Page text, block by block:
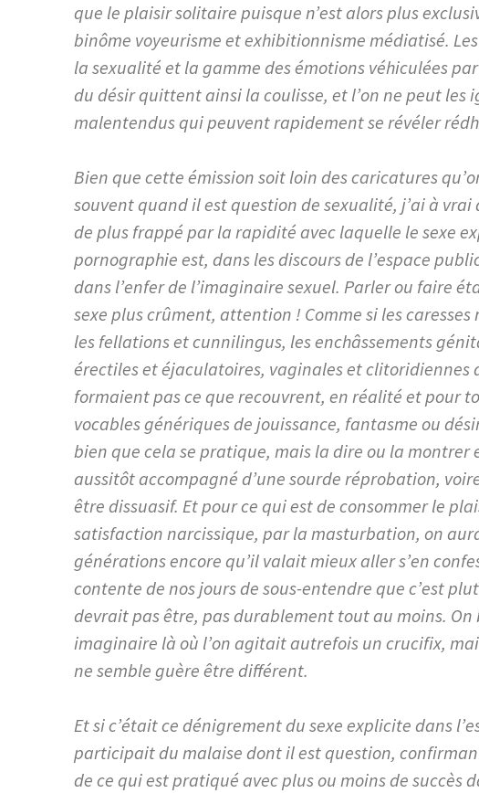
que le plaisir solitaire puisque n’est alors plus
binôme voyeurisme et exhibitionnisme médiatisé.
la sexualité et la gamme des émotions véhiculées
du désir quittent ainsi la coulisse, et l’on ne peut les
malentendus qui peuvent rapidement se révéler
Bien que cette émission soit loin des caricatures
souvent quand il est question de sexualité, j’ai à
de plus frappé par la rapidité avec laquelle le sexe
pornographie est, dans les discours de l’espace
dans l’enfer de l’imaginaire sexuel. Parler ou faire
sexe plus crûment, attention ! Comme si les
les fellations et cunnilingus, les enchâssements
érectiles et éjaculatoires, vaginales et clitoridiennes
formaient pas ce que recouvrent, en réalité et pour
vocables génériques de jouissance, fantasme ou
bien que cela se pratique, mais la dire ou la
aussitôt accompagné d’une sourde réprobation,
être dissuasif. Et pour ce qui est de consommer le
satisfaction narcissique, par la masturbation, on
générations encore qu’il valait mieux aller s’en
contente de nos jours de sous-entendre que c’est
devrait pas être, pas durablement tout au moins.
imaginaire là où l’on agitait autrefois un crucifix,
ne semble guère être différent.
Et si c’était ce dénigrement du sexe explicite dans
participait du malaise dont il est question,
de ce qui est pratiqué avec plus ou moins de succès